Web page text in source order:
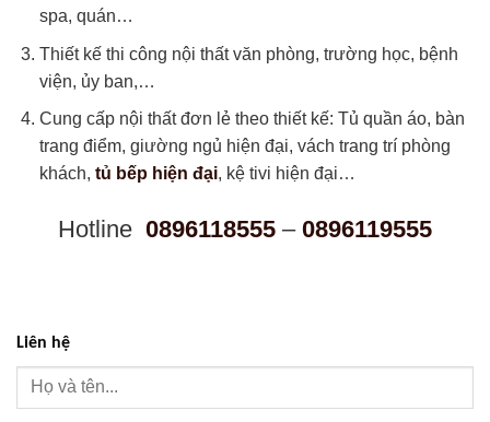
spa, quán…
Thiết kế thi công nội thất văn phòng, trường học, bệnh
viện, ủy ban,…
Cung cấp nội thất đơn lẻ theo thiết kế: Tủ quần áo, bàn
trang điểm, giường ngủ hiện đại, vách trang trí phòng
khách, tủ bếp hiện đại, kệ tivi hiện đại…
Hotline 0896118555 – 0896119555
Liên hệ